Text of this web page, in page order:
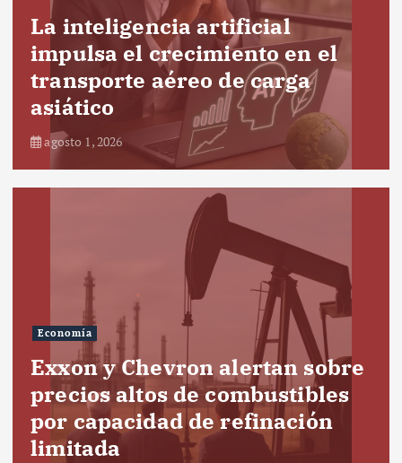
La inteligencia artificial
impulsa el crecimiento en el
transporte aéreo de carga
asiático
agosto 1, 2026
Economía
Exxon y Chevron alertan sobre
precios altos de combustibles
por capacidad de refinación
limitada